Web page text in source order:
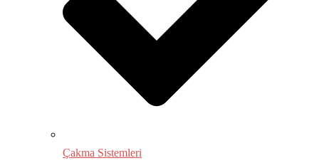
Çakma Sistemleri